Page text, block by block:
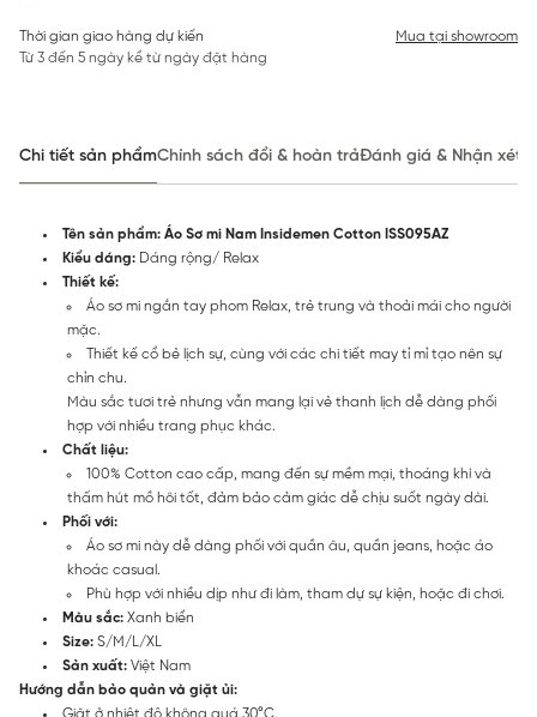
Thời gian giao hàng dự kiến
Từ 3 đến 5 ngày kể từ ngày đặt hàng
Mua tại showroom
Chi tiết sản phẩmChính sách đổi & hoàn trảĐánh giá & Nhận xét
Tên sản phẩm: Áo Sơ mi Nam Insidemen Cotton ISS095AZ
Kiểu dáng: Dáng rộng/ Relax
Thiết kế:
Áo sơ mi ngắn tay phom Relax, trẻ trung và thoải mái cho người
mặc.
Thiết kế cổ bẻ lịch sự, cùng với các chi tiết may tỉ mỉ tạo nên sự
chỉn chu.
Màu sắc tươi trẻ nhưng vẫn mang lại vẻ thanh lịch dễ dàng phối
hợp với nhiều trang phục khác.
Chất liệu:
100% Cotton cao cấp, mang đến sự mềm mại, thoáng khí và
thấm hút mồ hôi tốt, đảm bảo cảm giác dễ chịu suốt ngày dài.
Phối với:
Áo sơ mi này dễ dàng phối với quần âu, quần jeans, hoặc áo
khoác casual.
Phù hợp với nhiều dịp như đi làm, tham dự sự kiện, hoặc đi chơi.
Màu sắc: Xanh biển
Size: S/M/L/XL
Sản xuất: Việt Nam
Hướng dẫn bảo quản và giặt ủi: